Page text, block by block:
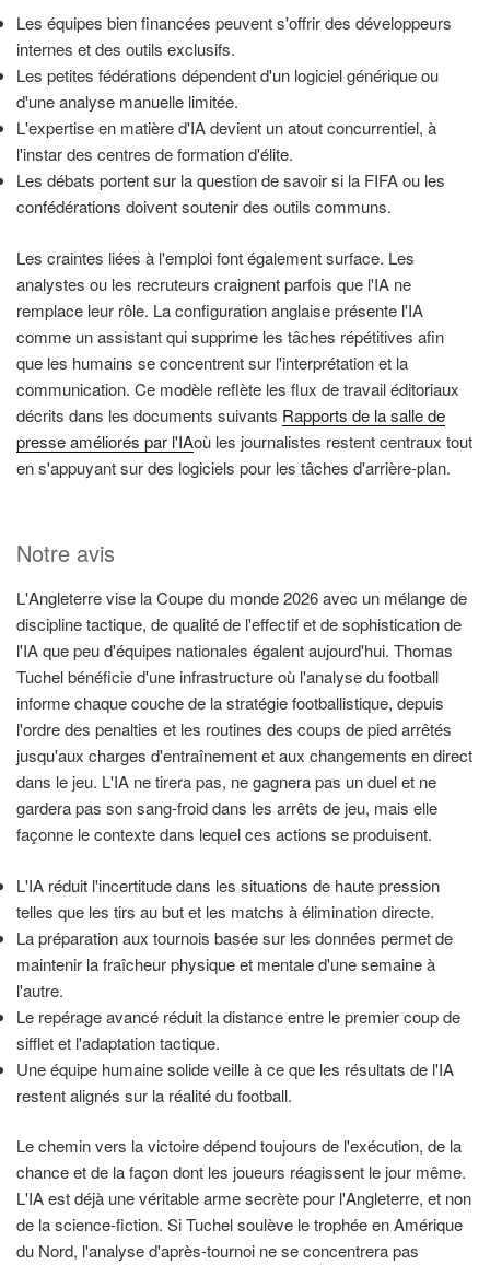
Les équipes bien financées peuvent s'offrir des développeurs
internes et des outils exclusifs.
Les petites fédérations dépendent d'un logiciel générique ou
d'une analyse manuelle limitée.
L'expertise en matière d'IA devient un atout concurrentiel, à
l'instar des centres de formation d'élite.
Les débats portent sur la question de savoir si la FIFA ou les
confédérations doivent soutenir des outils communs.
Les craintes liées à l'emploi font également surface. Les
analystes ou les recruteurs craignent parfois que l'IA ne
remplace leur rôle. La configuration anglaise présente l'IA
comme un assistant qui supprime les tâches répétitives afin
que les humains se concentrent sur l'interprétation et la
communication. Ce modèle reflète les flux de travail éditoriaux
décrits dans les documents suivants Rapports de la salle de
presse améliorés par l'IAoù les journalistes restent centraux tout
en s'appuyant sur des logiciels pour les tâches d'arrière-plan.
Notre avis
L'Angleterre vise la Coupe du monde 2026 avec un mélange de
discipline tactique, de qualité de l'effectif et de sophistication de
l'IA que peu d'équipes nationales égalent aujourd'hui. Thomas
Tuchel bénéficie d'une infrastructure où l'analyse du football
informe chaque couche de la stratégie footballistique, depuis
l'ordre des penalties et les routines des coups de pied arrêtés
jusqu'aux charges d'entraînement et aux changements en direct
dans le jeu. L'IA ne tirera pas, ne gagnera pas un duel et ne
gardera pas son sang-froid dans les arrêts de jeu, mais elle
façonne le contexte dans lequel ces actions se produisent.
L'IA réduit l'incertitude dans les situations de haute pression
telles que les tirs au but et les matchs à élimination directe.
La préparation aux tournois basée sur les données permet de
maintenir la fraîcheur physique et mentale d'une semaine à
l'autre.
Le repérage avancé réduit la distance entre le premier coup de
sifflet et l'adaptation tactique.
Une équipe humaine solide veille à ce que les résultats de l'IA
restent alignés sur la réalité du football.
Le chemin vers la victoire dépend toujours de l'exécution, de la
chance et de la façon dont les joueurs réagissent le jour même.
L'IA est déjà une véritable arme secrète pour l'Angleterre, et non
de la science-fiction. Si Tuchel soulève le trophée en Amérique
du Nord, l'analyse d'après-tournoi ne se concentrera pas